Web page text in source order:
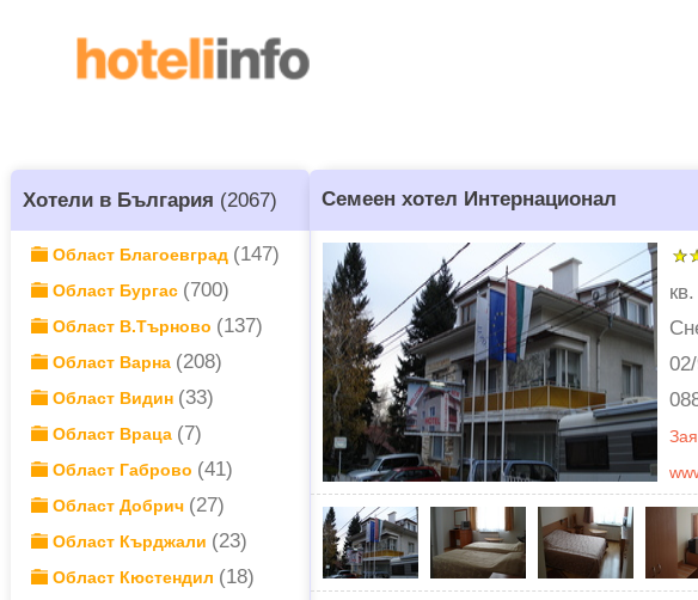
Хотели в България (2067)
Област Благоевград (147)
Област Бургас (700)
Област В.Търново (137)
Област Варна (208)
Област Видин (33)
Област Враца (7)
Област Габрово (41)
Област Добрич (27)
Област Кърджали (23)
Област Кюстендил (18)
Семеен хотел Интернационал